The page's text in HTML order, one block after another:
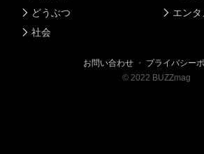
どうぶつ
社会
エンタ
お問い合わせ ・ プライバシー
© 2022 BUZZmag